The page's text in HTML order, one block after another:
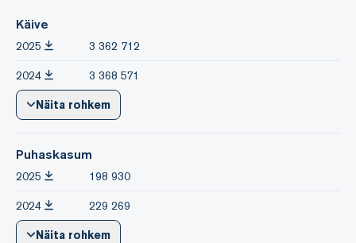
Käive
2025 3 362 712
2024 3 368 571
Näita rohkem
Puhaskasum
2025 198 930
2024 229 269
Näita rohkem